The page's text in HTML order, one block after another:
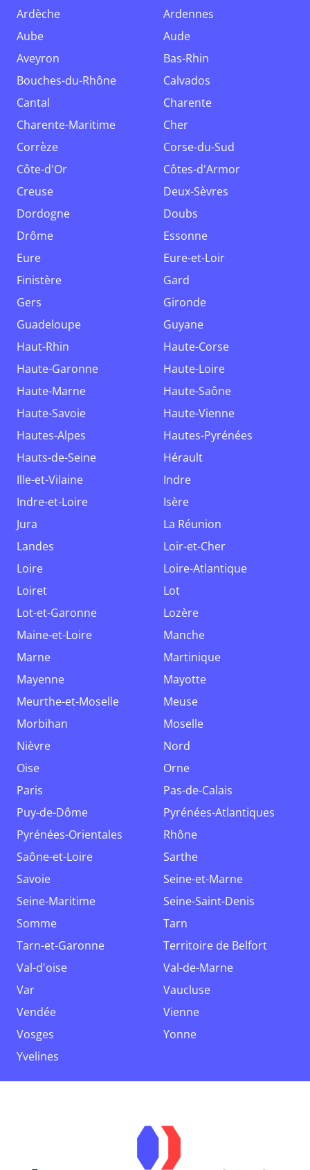
Ardèche
Ardennes
Aube
Aude
Aveyron
Bas-Rhin
Bouches-du-Rhône
Calvados
Cantal
Charente
Charente-Maritime
Cher
Corrèze
Corse-du-Sud
Côte-d'Or
Côtes-d'Armor
Creuse
Deux-Sèvres
Dordogne
Doubs
Drôme
Essonne
Eure
Eure-et-Loir
Finistère
Gard
Gers
Gironde
Guadeloupe
Guyane
Haut-Rhin
Haute-Corse
Haute-Garonne
Haute-Loire
Haute-Marne
Haute-Saône
Haute-Savoie
Haute-Vienne
Hautes-Alpes
Hautes-Pyrénées
Hauts-de-Seine
Hérault
Ille-et-Vilaine
Indre
Indre-et-Loire
Isère
Jura
La Réunion
Landes
Loir-et-Cher
Loire
Loire-Atlantique
Loiret
Lot
Lot-et-Garonne
Lozère
Maine-et-Loire
Manche
Marne
Martinique
Mayenne
Mayotte
Meurthe-et-Moselle
Meuse
Morbihan
Moselle
Nièvre
Nord
Oise
Orne
Paris
Pas-de-Calais
Puy-de-Dôme
Pyrénées-Atlantiques
Pyrénées-Orientales
Rhône
Saône-et-Loire
Sarthe
Savoie
Seine-et-Marne
Seine-Maritime
Seine-Saint-Denis
Somme
Tarn
Tarn-et-Garonne
Territoire de Belfort
Val-d'oise
Val-de-Marne
Var
Vaucluse
Vendée
Vienne
Vosges
Yonne
Yvelines